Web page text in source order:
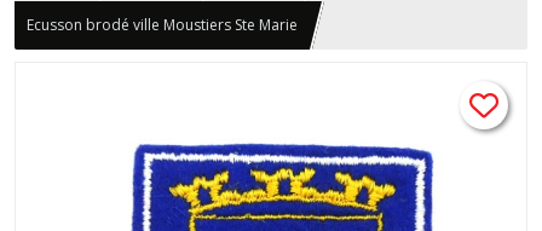
Ecusson brodé ville Moustiers Ste Marie